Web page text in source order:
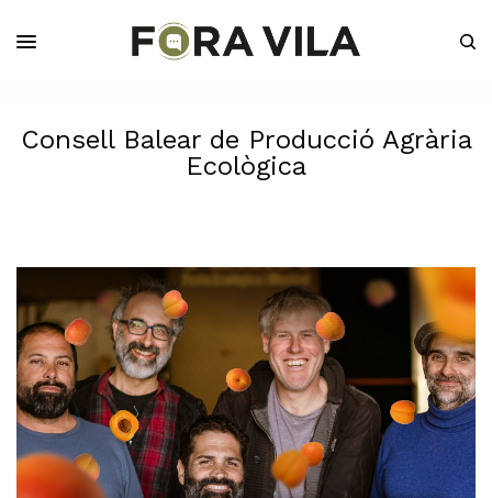
Consell Balear de Producció Agrària
Ecològica